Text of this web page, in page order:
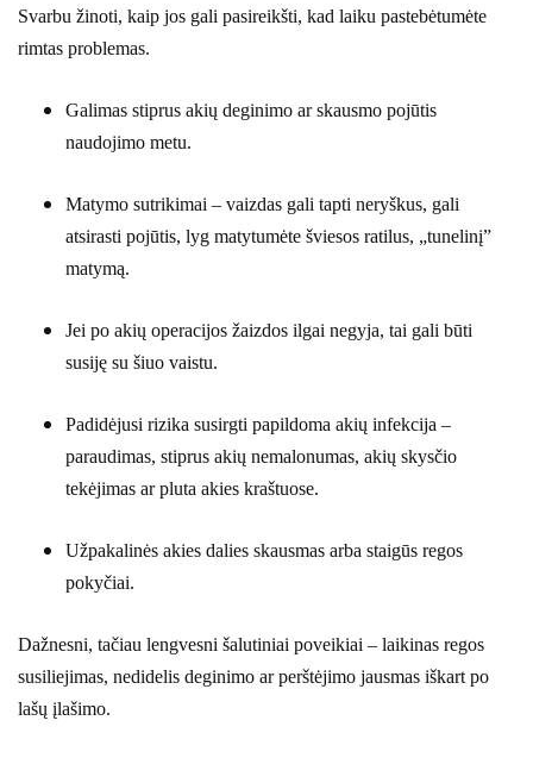
Svarbu žinoti, kaip jos gali pasireikšti, kad laiku pastebėtumėte
rimtas problemas.
Galimas stiprus akių deginimo ar skausmo pojūtis
naudojimo metu.
Matymo sutrikimai – vaizdas gali tapti neryškus, gali
atsirasti pojūtis, lyg matytumėte šviesos ratilus, „tunelinį”
matymą.
Jei po akių operacijos žaizdos ilgai negyja, tai gali būti
susiję su šiuo vaistu.
Padidėjusi rizika susirgti papildoma akių infekcija –
paraudimas, stiprus akių nemalonumas, akių skysčio
tekėjimas ar pluta akies kraštuose.
Užpakalinės akies dalies skausmas arba staigūs regos
pokyčiai.
Dažnesni, tačiau lengvesni šalutiniai poveikiai – laikinas regos
susiliejimas, nedidelis deginimo ar perštėjimo jausmas iškart po
lašų įlašimo.